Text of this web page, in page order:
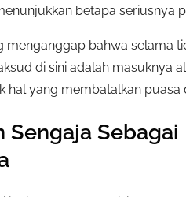
betapa seriusnya
menganggap bahwa selama
di sini adalah masuknya
hal yang membatalkan puasa
Sengaja Sebagai